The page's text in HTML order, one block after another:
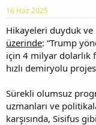
b
a
ş
a
t
a
ç
a
r
i
16 Haz 2025
Hikayeleri duyduk
üzerinde: “Trump
için 4 milyar dolarlık
hızlı demiryolu
Sürekli olumsuz
uzmanları ve
karşısında, Sisifus